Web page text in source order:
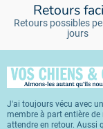
Retours
Retours possibles
jours
J'ai toujours vécu avec
membre à part entière
attendre en retour. Aussi